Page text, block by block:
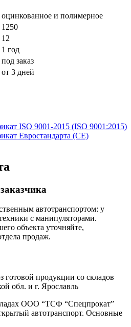
оцинкованное и полимерное
1250
12
1 год
под заказ
от 3 дней
ISO 9001-2015 (ISO 9001:2015)
Евростандарта (CE)
автотранспортом: у
с манипуляторами.
объекта уточняйте,
продаж.
продукции со складов
обл. и г. Ярославль
ООО “ТСФ “Спецпрокат”
автотранспорт. Основные